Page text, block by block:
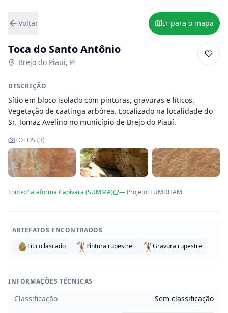
Voltar Ir para o mapa
Toca do Santo Antônio
Brejo do Piauí, PI
DESCRIÇÃO
Sítio em bloco isolado com pinturas, gravuras e líticos.
Vegetação de caatinga arbórea. Localizado na localidade do
Sr. Tomaz Avelino no município de Brejo do Piauí.
FOTOS (3)
Fonte:Plataforma Capivara (SUMMA) — Projeto: FUMDHAM
ARTEFATOS ENCONTRADOS
Lítico lascado
Pintura rupestre Gravura rupestre
INFORMAÇÕES TÉCNICAS
Classificação Sem classificação